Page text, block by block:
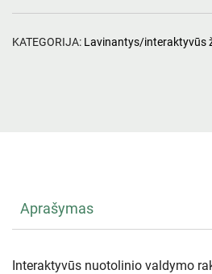
KATEGORIJA: Lavinantys/interaktyvūs
Aprašymas
Interaktyvūs nuotolinio valdymo